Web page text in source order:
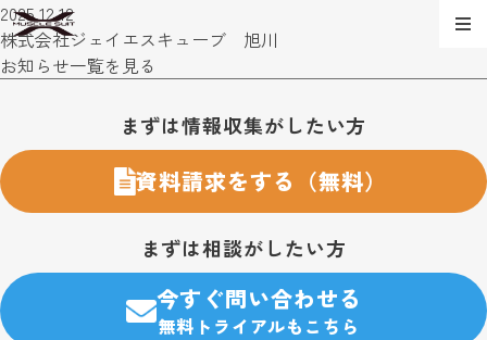
2025.12.12
株式会社ジェイエスキューブ 旭川
お知らせ一覧を見る
まずは情報収集がしたい方
資料請求をする（無料）
まずは相談がしたい方
今すぐ問い合わせる
無料トライアルもこちら